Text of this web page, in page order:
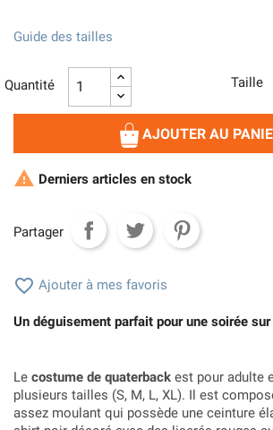
Taille
Guide des tailles
Quantité
AJOUTER AU
 Derniers articles en stock
Partager
 Ajouter à mes favoris
Un déguisement parfait pour une soirée
Le costume de quaterback est pour adulte
plusieurs tailles (S, M, L, XL). Il est
assez moulant qui possède une ceinture